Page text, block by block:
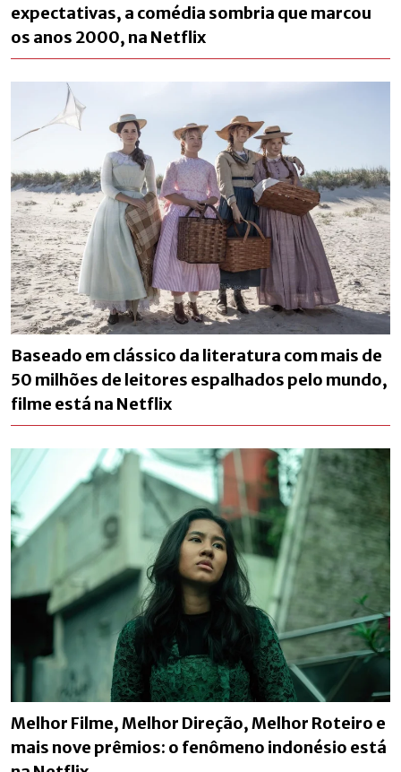
expectativas, a comédia sombria que marcou
os anos 2000, na Netflix
Baseado em clássico da literatura com mais de
50 milhões de leitores espalhados pelo mundo,
filme está na Netflix
Melhor Filme, Melhor Direção, Melhor Roteiro e
mais nove prêmios: o fenômeno indonésio está